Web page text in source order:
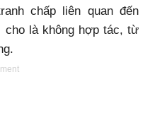
chấp liên quan đến
cho là không hợp tác, từ